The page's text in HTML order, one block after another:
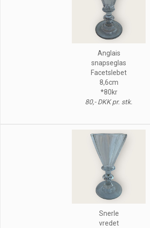
Anglais
snapseglas
Facetslebet
8,6cm
*80kr
80,- DKK pr. stk.
Snerle
vredet